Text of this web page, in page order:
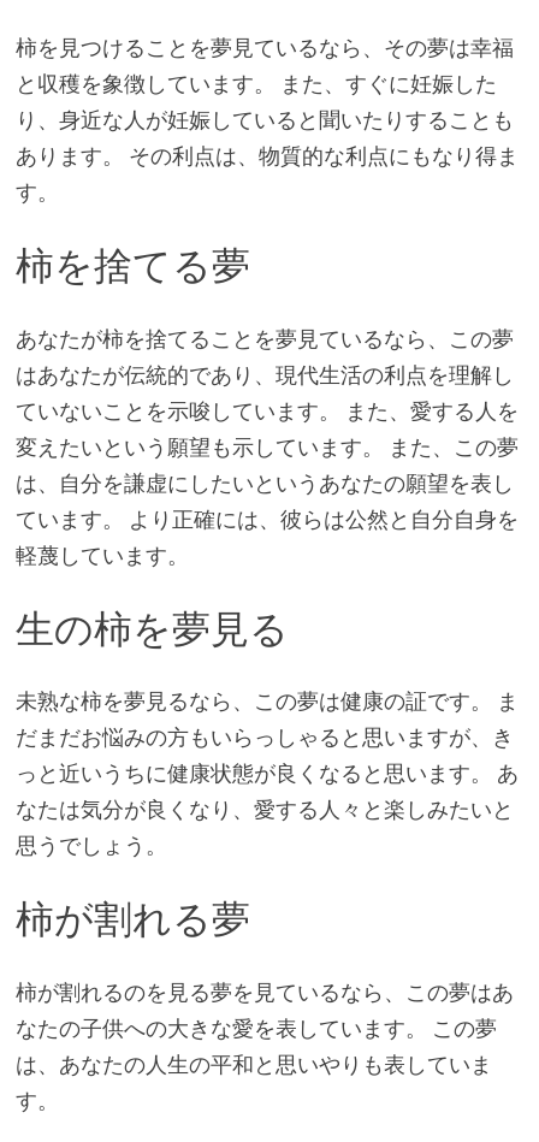
柿を見つけることを夢見ているなら、その夢は幸福
と収穫を象徴しています。 また、すぐに妊娠した
り、身近な人が妊娠していると聞いたりすることも
あります。 その利点は、物質的な利点にもなり得ま
す。
柿を捨てる夢
あなたが柿を捨てることを夢見ているなら、この夢
はあなたが伝統的であり、現代生活の利点を理解し
ていないことを示唆しています。 また、愛する人を
変えたいという願望も示しています。 また、この夢
は、自分を謙虚にしたいというあなたの願望を表し
ています。 より正確には、彼らは公然と自分自身を
軽蔑しています。
生の柿を夢見る
未熟な柿を夢見るなら、この夢は健康の証です。 ま
だまだお悩みの方もいらっしゃると思いますが、き
っと近いうちに健康状態が良くなると思います。 あ
なたは気分が良くなり、愛する人々と楽しみたいと
思うでしょう。
柿が割れる夢
柿が割れるのを見る夢を見ているなら、この夢はあ
なたの子供への大きな愛を表しています。 この夢
は、あなたの人生の平和と思いやりも表していま
す。